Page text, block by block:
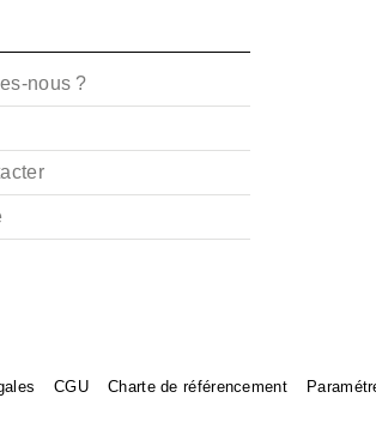
nous ?
CGU Charte de référencement